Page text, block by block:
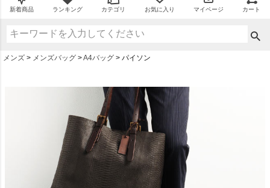
新着商品 ランキング カテゴリ お気に入り マイページ カート
メンズ メンズバッグ A4バッグ パイソン